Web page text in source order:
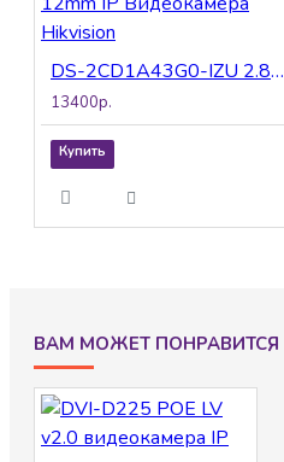
DS-2CD1A43G0-IZU 2.8-12mm IP Видеокамера Hikvision
13400р.
Купить
ВАМ МОЖЕТ ПОНРАВИТСЯ